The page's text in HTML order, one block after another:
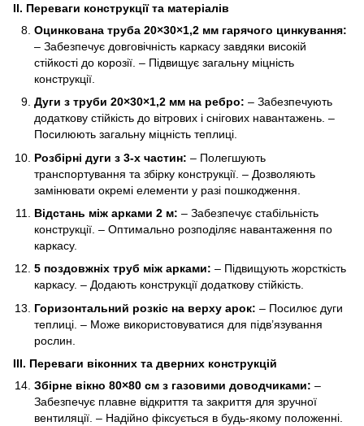
II. Переваги конструкції та матеріалів
Оцинкована труба 20×30×1,2 мм гарячого цинкування:
– Забезпечує довговічність каркасу завдяки високій
стійкості до корозії. – Підвищує загальну міцність
конструкції.
Дуги з труби 20×30×1,2 мм на ребро: – Забезпечують
додаткову стійкість до вітрових і снігових навантажень. –
Посилюють загальну міцність теплиці.
Розбірні дуги з 3-х частин: – Полегшують
транспортування та збірку конструкції. – Дозволяють
замінювати окремі елементи у разі пошкодження.
Відстань між арками 2 м: – Забезпечує стабільність
конструкції. – Оптимально розподіляє навантаження по
каркасу.
5 поздовжніх труб між арками: – Підвищують жорсткість
каркасу. – Додають конструкції додаткову стійкість.
Горизонтальний розкіс на верху арок: – Посилює дуги
теплиці. – Може використовуватися для підв’язування
рослин.
III. Переваги віконних та дверних конструкцій
Збірне вікно 80×80 см з газовими доводчиками: –
Забезпечує плавне відкриття та закриття для зручної
вентиляції. – Надійно фіксується в будь-якому положенні.